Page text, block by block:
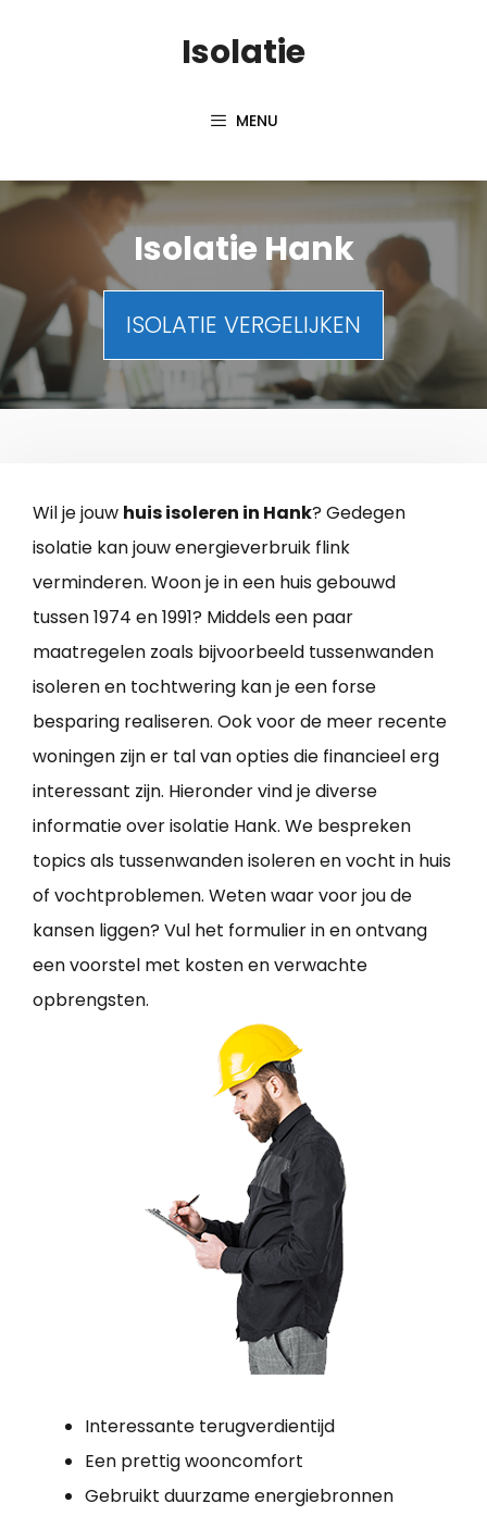
Isolatie
MENU
Isolatie Hank
ISOLATIE VERGELIJKEN
Wil je jouw huis isoleren in Hank? Gedegen
isolatie kan jouw energieverbruik flink
verminderen. Woon je in een huis gebouwd
tussen 1974 en 1991? Middels een paar
maatregelen zoals bijvoorbeeld tussenwanden
isoleren en tochtwering kan je een forse
besparing realiseren. Ook voor de meer recente
woningen zijn er tal van opties die financieel erg
interessant zijn. Hieronder vind je diverse
informatie over isolatie Hank. We bespreken
topics als tussenwanden isoleren en vocht in huis
of vochtproblemen. Weten waar voor jou de
kansen liggen? Vul het formulier in en ontvang
een voorstel met kosten en verwachte
opbrengsten.
Interessante terugverdientijd
Een prettig wooncomfort
Gebruikt duurzame energiebronnen